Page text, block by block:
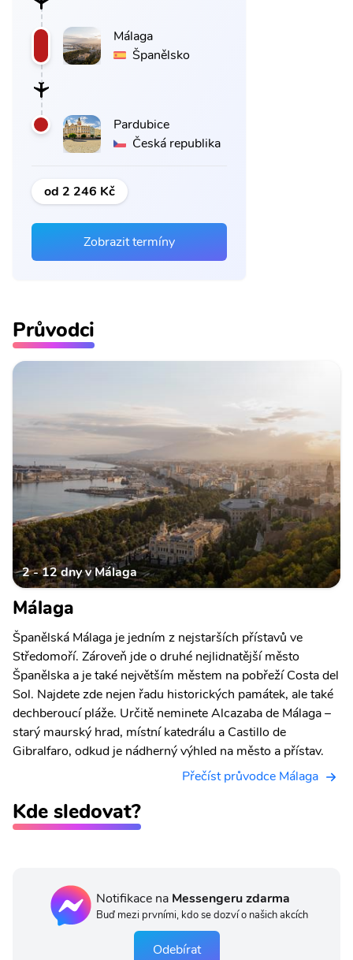
Málaga
Španělsko
Pardubice
Česká republika
od 2 246 Kč
Zobrazit termíny
Průvodci
2 - 12 dny v Málaga
Málaga
Španělská Málaga je jedním z nejstarších přístavů ve
Středomoří. Zároveň jde o druhé nejlidnatější město
Španělska a je také největším městem na pobřeží Costa del
Sol. Najdete zde nejen řadu historických památek, ale také
dechberoucí pláže. Určitě neminete Alcazaba de Málaga –
starý maurský hrad, místní katedrálu a Castillo de
Gibralfaro, odkud je nádherný výhled na město a přístav.
Přečíst průvodce Málaga
Kde sledovat?
Notifikace na Messengeru zdarma
Buď mezi prvními, kdo se dozví o našich akcích
Odebírat